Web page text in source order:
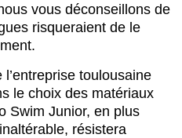
vous déconseillons de
risqueraient de le
toulousaine
le choix des matériaux
Swim Junior, en plus
résistera